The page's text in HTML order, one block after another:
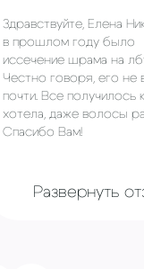
Здравствуйте, Елена
в прошлом году было
иссечение шрама на
Честно говоря, его не
почти. Все получилось
хотела, даже волосы
Спасибо Вам!
Развернуть